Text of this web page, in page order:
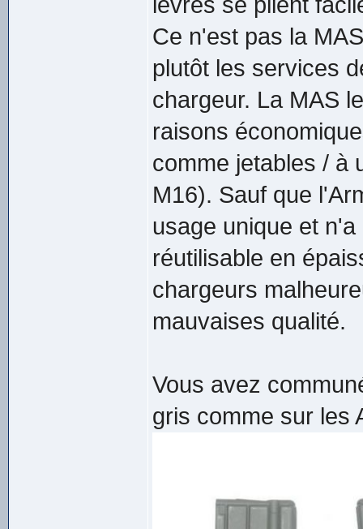
Ce n'est pas la
plutôt les services
chargeur. La MAS
raisons
comme jetables / à
M16). Sauf que
usage unique et
réutilisable en
chargeurs
mauvaises qualité.
Vous avez
gris comme sur les